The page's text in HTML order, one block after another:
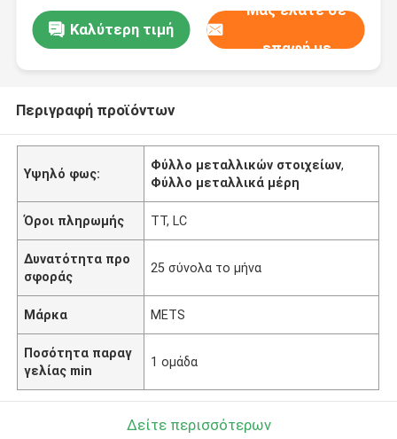
Καλύτερη τιμή
Μας ελάτε σε
επαφή με
Περιγραφή προϊόντων
Υψηλό φως:
Φύλλο μεταλλικών στοιχείων,
Φύλλο μεταλλικά μέρη
Όροι πληρωμής TT, LC
Δυνατότητα προ
σφοράς
25 σύνολα το μήνα
Μάρκα METS
Ποσότητα παραγ
γελίας min
1 ομάδα
Δείτε περισσότερων